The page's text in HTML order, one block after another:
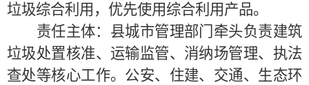
垃圾综合利用，优先使用综合利用产品。
责任主体： 县城市管理部门牵头负责建筑
垃圾处置核准、运输监管、消纳场管理、执法
查处等核心工作。公安、住建、交通、生态环